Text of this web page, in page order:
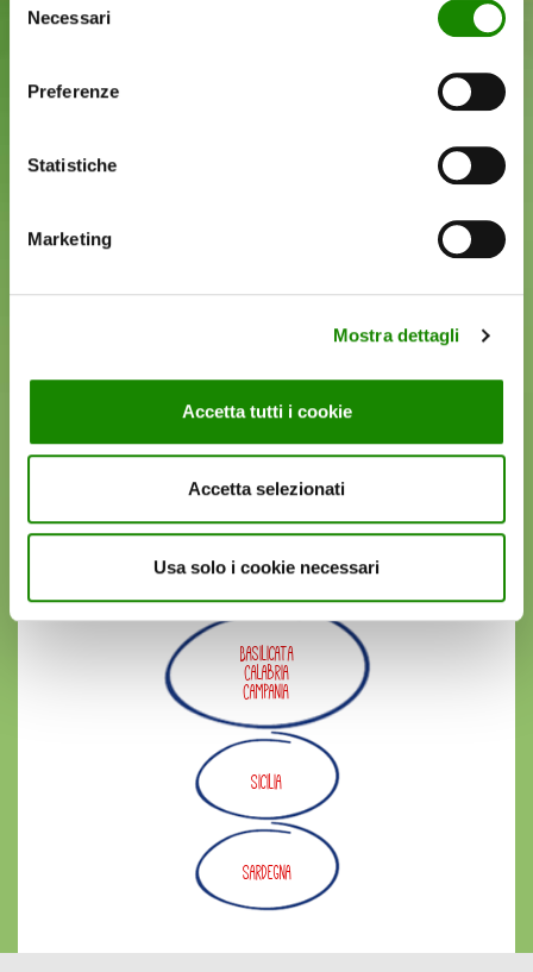
delNecessari
Preferenze
Statistiche
Marketing
Mostra dettagli
Accetta tutti i cookie
Accetta selezionati
Usa solo i cookie necessari
Basilicata
Marche
Abruzzo
Basilicata
Calabria
Campania
Sicilia
Sardegna